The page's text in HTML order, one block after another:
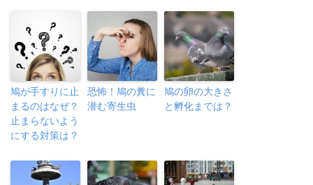
鳩が手すりに止
まるのはなぜ？
止まらないよう
にする対策は？
恐怖！鳩の糞に
潜む寄生虫
鳩の卵の大きさ
と孵化までは？